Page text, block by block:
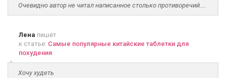
Очевидно автор не читал написанное столько противоречий....
Лена пишет
к статье: Самые популярные китайские таблетки для
похудения
Хочу худеть